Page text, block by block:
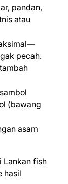
pandan,
atau
pecah.
(bawang
asam
Lankan fish
hasil